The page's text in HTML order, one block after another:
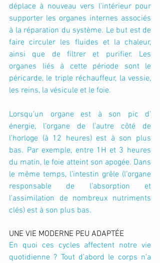
déplace à nouveau vers l’intérieur pour
supporter les organes internes associés
à la réparation du système. Le but est de
faire circuler les fluides et la chaleur,
ainsi que de filtrer et purifier. Les
organes liés à cette période sont le
péricarde, le triple réchauffeur, la vessie,
les reins, la vésicule et le foie.
Lorsqu’un organe est à son pic d’
énergie, l’organe de l’autre côté de
l’horloge (à 12 heures) est à son plus
bas. Par exemple, entre 1H et 3 heures
du matin, le foie atteint son apogée. Dans
le même temps, l’intestin grêle (l’organe
responsable de l’absorption et
l’assimilation de nombreux nutriments
clés) est à son plus bas.
UNE VIE MODERNE PEU ADAPTÉE
En quoi ces cycles affectent notre vie
quotidienne ? Tout d’abord le corps n’a